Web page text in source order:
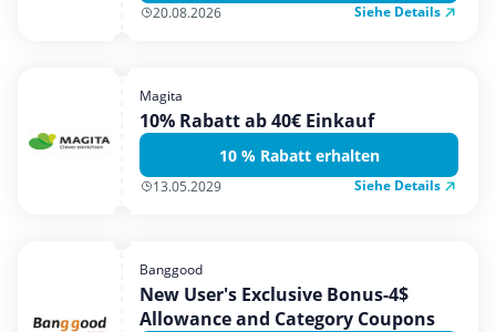
20.08.2026 Siehe Details
Magita
10% Rabatt ab 40€ Einkauf
10 % Rabatt erhalten
13.05.2029 Siehe Details
Banggood
New User's Exclusive Bonus-4$
Allowance and Category Coupons